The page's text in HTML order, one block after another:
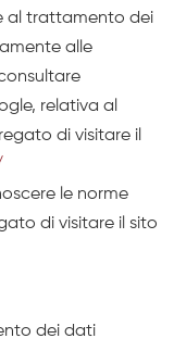
al trattamento dei
alle
relativa al
di visitare il
le norme
di visitare il sito
dei dati